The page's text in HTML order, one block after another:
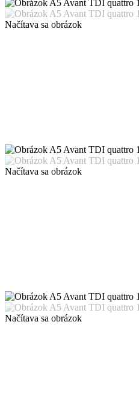
Načítava sa obrázok
Načítava sa obrázok
Načítava sa obrázok